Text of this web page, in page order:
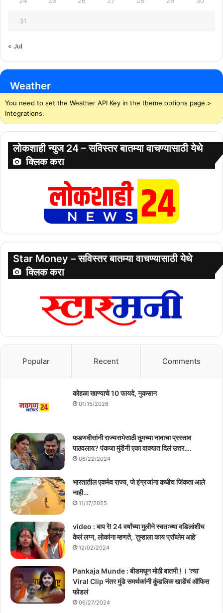
31
« Jul
Weather
You need to set the Weather API Key in the theme options page >
Integrations.
लोकशाही न्युज 24 – सविस्तर बातम्या वाचण्यासाठी येथे
क्लिक करा
Star Money – सविस्तर बातम्या वाचण्यासाठी येथे
क्लिक करा
Popular Recent Comments
कोहळा खाण्याचे 10 फायदे, नुकसान
01/15/2026
फडणवीसांनी राज्यसभेसाठी तुमच्या नावाचा प्रस्ताव
पाठवलाय? पंकजा मुंडेंनी एका वाक्यात दिलं उत्तर….
06/22/2024
भारतातील एकमेव राज्य, जे इंग्रजांना कधीच जिंकता आले
नाही…
11/17/2025
video : बाप रे! 24 वर्षांच्या मुलीने स्वतःच्या वडिलांशीच
केलं लग्न, लोकांना म्हणते, ‘तुम्हाला काय प्राॅब्लेम आहे’
12/02/2024
Pankaja Munde : बीडमधून मोठी बातमी ! । ‘त्या’
Viral Clip नंतर मुंडे समर्थकांनी कुंडलिक खाडेंचं ऑफिस
फोडलं
06/27/2024